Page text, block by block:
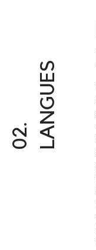
0
2
.
L
A
N
G
U
E S